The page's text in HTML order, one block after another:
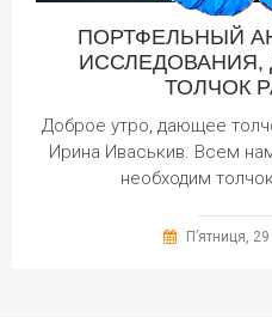
ПОРТФЕЛЬНЫЙ
ТОЛЧОК
Доброе утро, дающее
Ирина Иваськив. Всем
необходим
П’ятниця,